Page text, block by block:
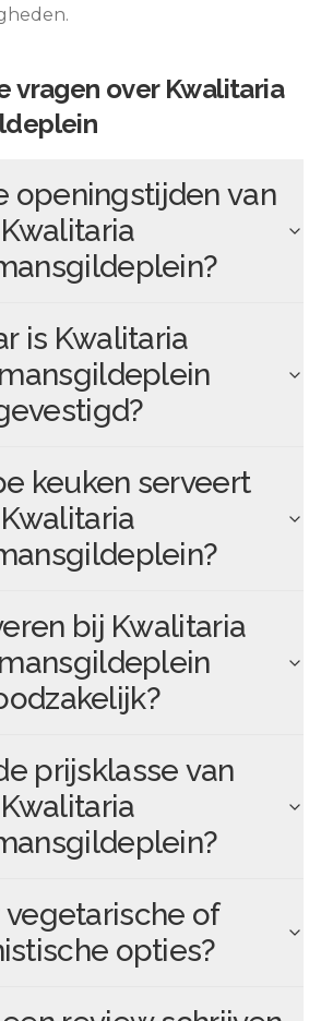
vragen over Kwalitaria
openingstijden van
Kwalitaria
?
is Kwalitaria
keuken serveert
Kwalitaria
?
bij Kwalitaria
prijsklasse van
Kwalitaria
?
vegetarische of
opties?